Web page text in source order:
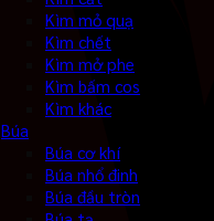
Kìm mỏ quạ
Kìm chết
Kìm mở phe
Kìm bấm cos
Kìm khác
Búa
Búa cơ khí
Búa nhổ đinh
Búa đầu tròn